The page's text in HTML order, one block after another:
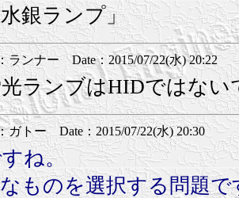
銀ランプ」
ンナー Date：2015/07/22(水) 20:22
ランブはHIDではない
トー Date：2015/07/22(水) 20:30
ね。
ものを選択する問題で